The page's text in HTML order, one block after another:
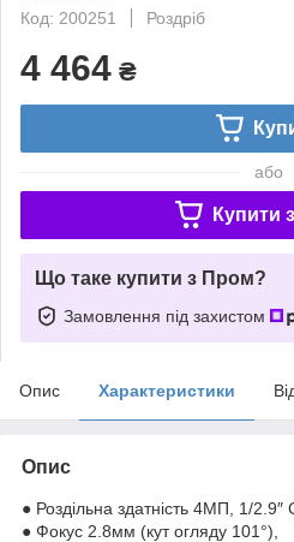
Код: 200251
Роздріб
4 464 ₴
або
Купити з
Що таке купити з Пром?
Замовлення під захистом
Опис Характеристики
Опис
● Роздільна здатність 4МП, 1/2.9″
● Фокус 2.8мм (кут огляду 101°),